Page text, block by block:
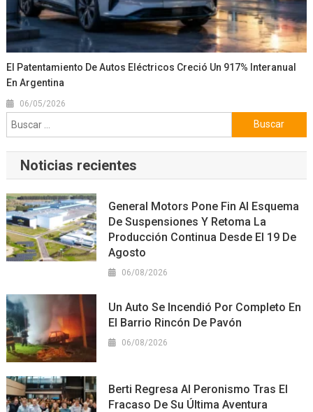
El Patentamiento De Autos Eléctricos Creció Un 917% Interanual
En Argentina
06/05/2026
Buscar:
Noticias recientes
General Motors Pone Fin Al Esquema
De Suspensiones Y Retoma La
Producción Continua Desde El 19 De
Agosto
06/08/2026
Un Auto Se Incendió Por Completo En
El Barrio Rincón De Pavón
06/08/2026
Berti Regresa Al Peronismo Tras El
Fracaso De Su Última Aventura